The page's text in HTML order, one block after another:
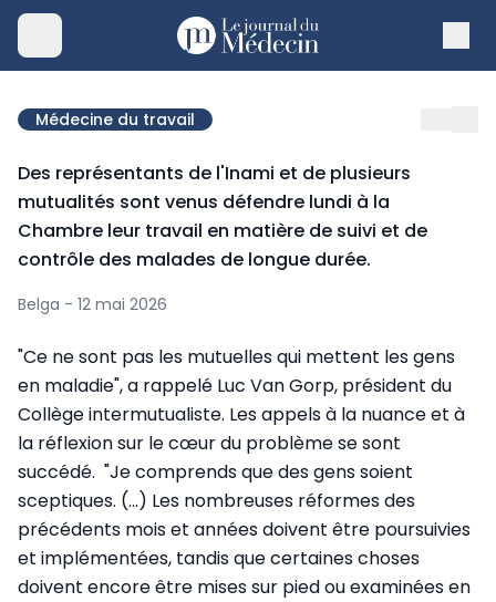
Médecine du travail
Des représentants de l'Inami et de plusieurs
mutualités sont venus défendre lundi à la
Chambre leur travail en matière de suivi et de
contrôle des malades de longue durée.
Belga - 12 mai 2026
"Ce ne sont pas les mutuelles qui mettent les gens
en maladie", a rappelé Luc Van Gorp, président du
Collège intermutualiste. Les appels à la nuance et à
la réflexion sur le cœur du problème se sont
succédé. "Je comprends que des gens soient
sceptiques. (...) Les nombreuses réformes des
précédents mois et années doivent être poursuivies
et implémentées, tandis que certaines choses
doivent encore être mises sur pied ou examinées en